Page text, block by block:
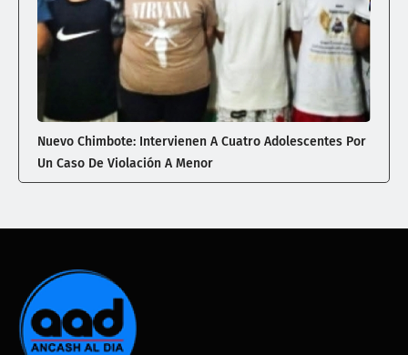
Nuevo Chimbote: Intervienen A Cuatro Adolescentes Por
Un Caso De Violación A Menor